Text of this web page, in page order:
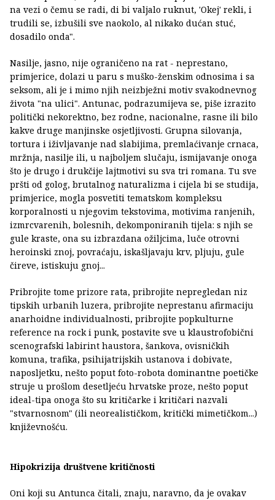
na vezi o čemu se radi, di bi valjalo ruknut, 'Okej' rekli, i
trudili se, izbušili sve naokolo, al nikako dućan stuć,
dosadilo onda".
Nasilje, jasno, nije ograničeno na rat - neprestano,
primjerice, dolazi u paru s muško-ženskim odnosima i sa
seksom, ali je i mimo njih neizbježni motiv svakodnevnog
života "na ulici". Antunac, podrazumijeva se, piše izrazito
politički nekorektno, bez rodne, nacionalne, rasne ili bilo
kakve druge manjinske osjetljivosti. Grupna silovanja,
tortura i iživljavanje nad slabijima, premlaćivanje crnaca,
mržnja, nasilje ili, u najboljem slučaju, ismijavanje onoga
što je drugo i drukčije lajtmotivi su sva tri romana. Tu sve
pršti od golog, brutalnog naturalizma i cijela bi se studija,
primjerice, mogla posvetiti tematskom kompleksu
korporalnosti u njegovim tekstovima, motivima ranjenih,
izmrcvarenih, bolesnih, dekomponiranih tijela: s njih se
gule kraste, ona su izbrazdana ožiljcima, luče otrovni
heroinski znoj, povraćaju, iskašljavaju krv, pljuju, gule
čireve, istiskuju gnoj...
Pribrojite tome prizore rata, pribrojite nepregledan niz
tipskih urbanih luzera, pribrojite neprestanu afirmaciju
anarhoidne individualnosti, pribrojite popkulturne
reference na rock i punk, postavite sve u klaustrofobični
scenografski labirint haustora, šankova, ovisničkih
komuna, trafika, psihijatrijskih ustanova i dobivate,
naposljetku, nešto poput foto-robota dominantne poetičke
struje u prošlom desetljeću hrvatske proze, nešto poput
ideal-tipa onoga što su kritičarke i kritičari nazvali
"stvarnosnom" (ili neorealističkom, kritički mimetičkom...)
književnošću.
Hipokrizija društvene kritičnosti
Oni koji su Antunca čitali, znaju, naravno, da je ovakav